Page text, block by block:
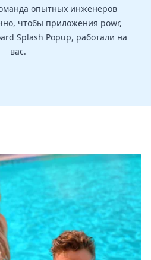
опытных инженеров
чтобы приложения powr,
Splash Popup, работали на
вас.